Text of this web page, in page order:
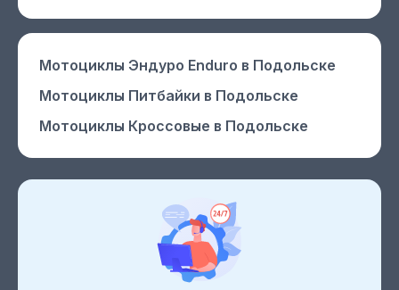
Мотоциклы Эндуро Enduro в Подольске
Мотоциклы Питбайки в Подольске
Мотоциклы Кроссовые в Подольске